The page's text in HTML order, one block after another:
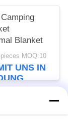
Blanket
MOQ:10
UNS IN